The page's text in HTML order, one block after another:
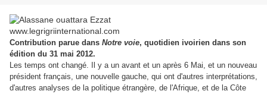
Contribution parue dans Notre voie, quotidien ivoirien dans son
édition du 31 mai 2012.
Les temps ont changé. Il y a un avant et un après 6 Mai, et un nouveau
président français, une nouvelle gauche, qui ont d'autres interprétations,
d'autres analyses de la politique étrangère, de l'Afrique, et de la Côte